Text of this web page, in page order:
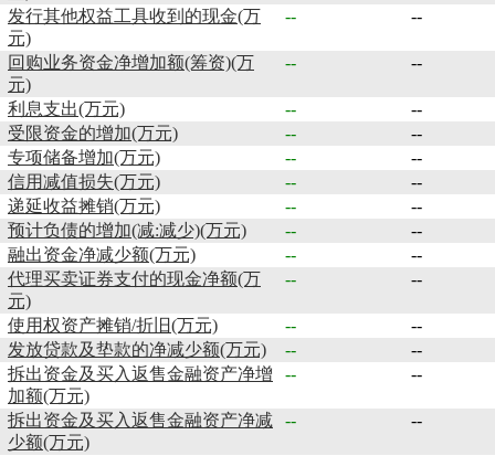
发行其他权益工具收到的现金(万
元)
-- --
回购业务资金净增加额(筹资)(万
元)
-- --
利息支出(万元) --
--
受限资金的增加(万元)
--
--
专项储备增加(万元)
--
--
信用减值损失(万元)
--
--
递延收益摊销(万元)
--
--
预计负债的增加(减:减少)(万元)
--
--
融出资金净减少额(万元)
--
--
代理买卖证券支付的现金净额(万
元)
-- --
使用权资产摊销/折旧(万元) --
--
发放贷款及垫款的净减少额(万元)
--
--
拆出资金及买入返售金融资产净增
加额(万元)
-- --
拆出资金及买入返售金融资产净减
少额(万元)
-- --